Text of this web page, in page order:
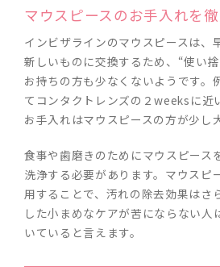
マウスピースのお手入れを
インビザラインのマウスピースは、
新しいものに交換するため、“使い
お持ちの方も少なくないようです。
てコンタクトレンズの２weeksに近
お手入れはマウスピースの方が少し
食事や歯磨きのためにマウスピース
洗浄する必要があります。マウスピ
用することで、汚れの除去効果はさ
した小まめなケアが苦にならない人
いていると言えます。